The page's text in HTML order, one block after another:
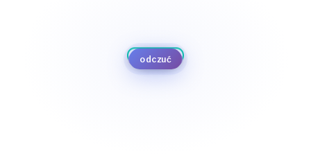
odczuć
czuć
odbierać
odczuwać
percypować
postrzegać
spostrzec
zauważać
doznać
doświadczyć
przeżyć
zaznać
poczuć